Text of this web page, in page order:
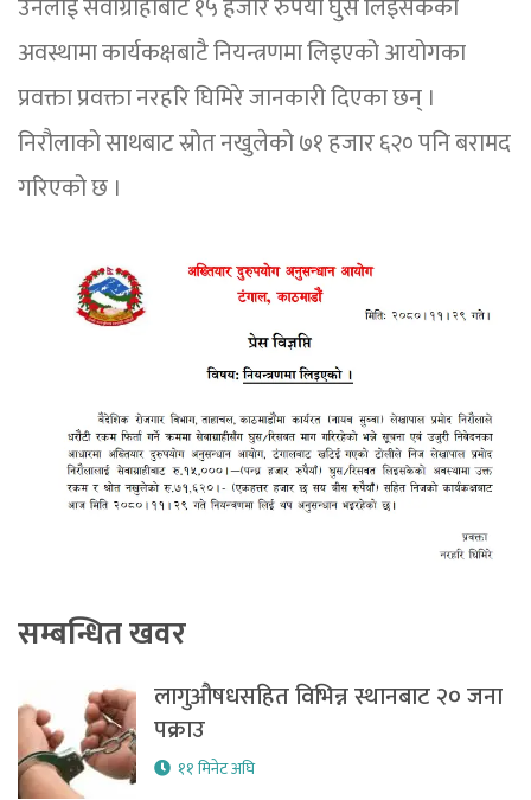
उनलाई सेवाग्राहीबाट १५ हजार रुपैयाँ घुस लिइसकेको
अवस्थामा कार्यकक्षबाटै नियन्त्रणमा लिइएको आयोगका
प्रवक्ता प्रवक्ता नरहरि घिमिरे जानकारी दिएका छन् ।
निरौलाको साथबाट स्रोत नखुलेको ७१ हजार ६२० पनि बरामद
गरिएको छ ।
सम्बन्धित खवर
लागुऔषधसहित विभिन्न स्थानबाट २० जना
पक्राउ
११ मिनेट अघि